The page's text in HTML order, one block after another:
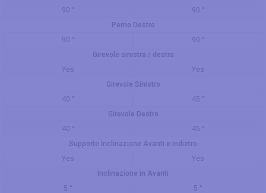
90 °
90 °
Perno Destro
90 °
90 °
Girevole sinistra / destra
Yes
Yes
Girevole Sinistro
40 °
45 °
Girevole Destro
40 °
45 °
Supporto Inclinazione Avanti e Indietro
Yes
Yes
Inclinazione in Avanti
5 °
5 °